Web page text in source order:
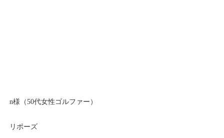
n様（50代女性ゴルファー）
リポーズ